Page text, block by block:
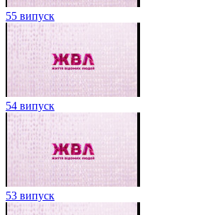
55 випуск
54 випуск
53 випуск